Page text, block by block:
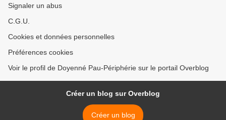
Signaler un abus
C.G.U.
Cookies et données personnelles
Préférences cookies
Voir le profil de Doyenné Pau-Périphérie sur le portail Overblog
Créer un blog sur Overblog
Créer un blog